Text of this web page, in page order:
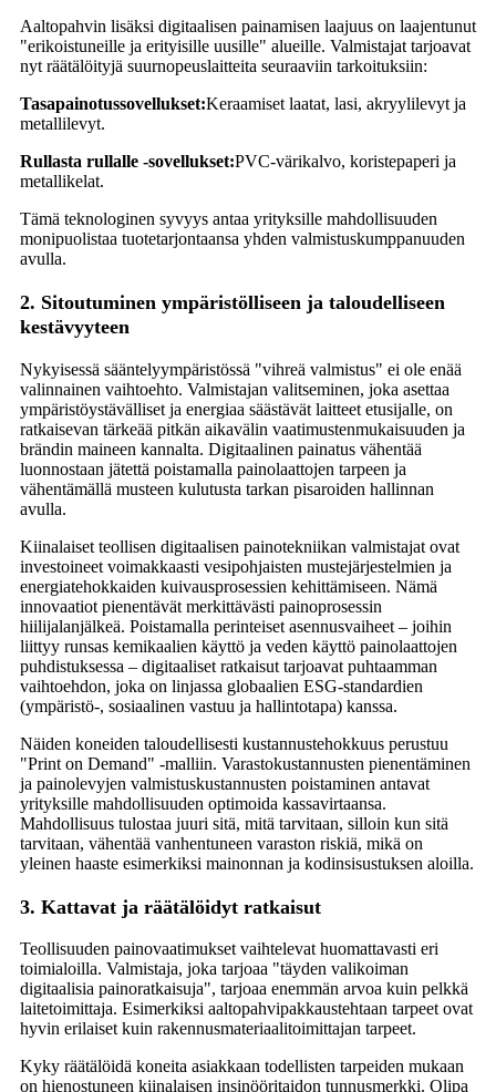
Aaltopahvin lisäksi digitaalisen painamisen laajuus on laajentunut
"erikoistuneille ja erityisille uusille" alueille. Valmistajat tarjoavat
nyt räätälöityjä suurnopeuslaitteita seuraaviin tarkoituksiin:
Tasapainotussovellukset:Keraamiset laatat, lasi, akryylilevyt ja
metallilevyt.
Rullasta rullalle -sovellukset:PVC-värikalvo, koristepaperi ja
metallikelat.
Tämä teknologinen syvyys antaa yrityksille mahdollisuuden
monipuolistaa tuotetarjontaansa yhden valmistuskumppanuuden
avulla.
2. Sitoutuminen ympäristölliseen ja taloudelliseen
kestävyyteen
Nykyisessä sääntelyympäristössä "vihreä valmistus" ei ole enää
valinnainen vaihtoehto. Valmistajan valitseminen, joka asettaa
ympäristöystävälliset ja energiaa säästävät laitteet etusijalle, on
ratkaisevan tärkeää pitkän aikavälin vaatimustenmukaisuuden ja
brändin maineen kannalta. Digitaalinen painatus vähentää
luonnostaan ​​jätettä poistamalla painolaattojen tarpeen ja
vähentämällä musteen kulutusta tarkan pisaroiden hallinnan
avulla.
Kiinalaiset teollisen digitaalisen painotekniikan valmistajat ovat
investoineet voimakkaasti vesipohjaisten mustejärjestelmien ja
energiatehokkaiden kuivausprosessien kehittämiseen. Nämä
innovaatiot pienentävät merkittävästi painoprosessin
hiilijalanjälkeä. Poistamalla perinteiset asennusvaiheet – joihin
liittyy runsas kemikaalien käyttö ja veden käyttö painolaattojen
puhdistuksessa – digitaaliset ratkaisut tarjoavat puhtaamman
vaihtoehdon, joka on linjassa globaalien ESG-standardien
(ympäristö-, sosiaalinen vastuu ja hallintotapa) kanssa.
Näiden koneiden taloudellisesti kustannustehokkuus perustuu
"Print on Demand" -malliin. Varastokustannusten pienentäminen
ja painolevyjen valmistuskustannusten poistaminen antavat
yrityksille mahdollisuuden optimoida kassavirtaansa.
Mahdollisuus tulostaa juuri sitä, mitä tarvitaan, silloin kun sitä
tarvitaan, vähentää vanhentuneen varaston riskiä, ​​mikä on
yleinen haaste esimerkiksi mainonnan ja kodinsisustuksen aloilla.
3. Kattavat ja räätälöidyt ratkaisut
Teollisuuden painovaatimukset vaihtelevat huomattavasti eri
toimialoilla. Valmistaja, joka tarjoaa "täyden valikoiman
digitaalisia painoratkaisuja", tarjoaa enemmän arvoa kuin pelkkä
laitetoimittaja. Esimerkiksi aaltopahvipakkaustehtaan tarpeet ovat
hyvin erilaiset kuin rakennusmateriaalitoimittajan tarpeet.
Kyky räätälöidä koneita asiakkaan todellisten tarpeiden mukaan
on hienostuneen kiinalaisen insinööritaidon tunnusmerkki. Olipa